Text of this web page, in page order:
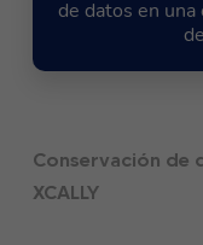
de datos en
Conservación de
XCALLY